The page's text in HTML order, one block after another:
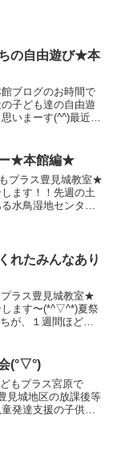
の自由遊び★本
ブログのお時間で
子ども達の自由遊
いまーす(^^)最近は
夢中になって逃げ
ー★本館編★
プラス豊見城教室★
ます！！先週の土
水鳥湿地センター
た...
れたみんなあり
ラス豊見城教室★
ます〜(*^▽^*)夏祭
が、１週間ほど前
で無事成功するこ
(°▽°)
もプラス宮原で
見城地区の放課後等
発達支援の子供た